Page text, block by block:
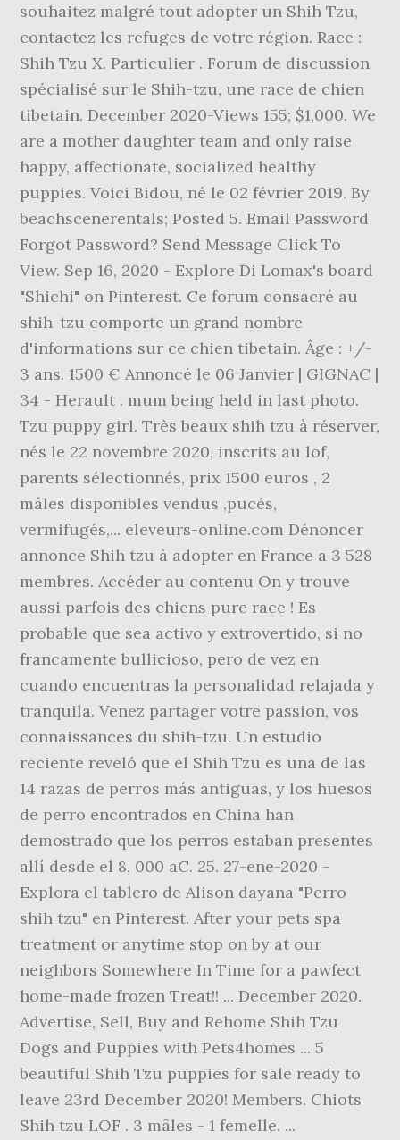
souhaitez malgré tout adopter un Shih Tzu,
contactez les refuges de votre région. Race :
Shih Tzu X. Particulier . Forum de discussion
spécialisé sur le Shih-tzu, une race de chien
tibetain. December 2020-Views 155; $1,000. We
are a mother daughter team and only raise
happy, affectionate, socialized healthy
puppies. Voici Bidou, né le 02 février 2019. By
beachscenerentals; Posted 5. Email Password
Forgot Password? Send Message Click To
View. Sep 16, 2020 - Explore Di Lomax's board
"Shichi" on Pinterest. Ce forum consacré au
shih-tzu comporte un grand nombre
d'informations sur ce chien tibetain. Âge : +/-
3 ans. 1500 € Annoncé le 06 Janvier | GIGNAC |
34 - Herault . mum being held in last photo.
Tzu puppy girl. Très beaux shih tzu à réserver,
nés le 22 novembre 2020, inscrits au lof,
parents sélectionnés, prix 1500 euros , 2
mâles disponibles vendus ,pucés,
vermifugés,... eleveurs-online.com Dénoncer
annonce Shih tzu à adopter en France a 3 528
membres. Accéder au contenu On y trouve
aussi parfois des chiens pure race ! Es
probable que sea activo y extrovertido, si no
francamente bullicioso, pero de vez en
cuando encuentras la personalidad relajada y
tranquila. Venez partager votre passion, vos
connaissances du shih-tzu. Un estudio
reciente reveló que el Shih Tzu es una de las
14 razas de perros más antiguas, y los huesos
de perro encontrados en China han
demostrado que los perros estaban presentes
allí desde el 8, 000 aC. 25. 27-ene-2020 -
Explora el tablero de Alison dayana "Perro
shih tzu" en Pinterest. After your pets spa
treatment or anytime stop on by at our
neighbors Somewhere In Time for a pawfect
home-made frozen Treat!! ... December 2020.
Advertise, Sell, Buy and Rehome Shih Tzu
Dogs and Puppies with Pets4homes ... 5
beautiful Shih Tzu puppies for sale ready to
leave 23rd December 2020! Members. Chiots
Shih tzu LOF . 3 mâles - 1 femelle. ...